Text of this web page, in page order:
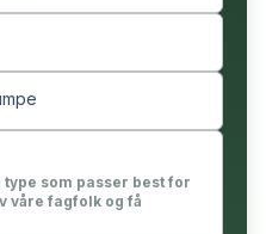
som passer best for
våre fagfolk og få